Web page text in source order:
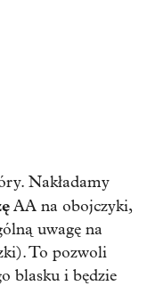
Nakładamy
AA na obojczyki,
uwagę na
To pozwoli
blasku i będzie